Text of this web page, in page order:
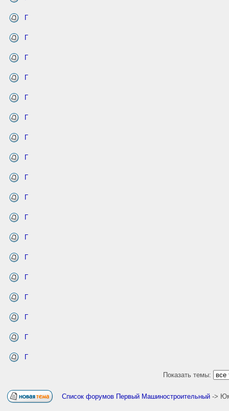
Г
Г
Г
Г
Г
Г
Г
Г
Г
Г
Г
Г
Г
Г
Г
Г
Г
Г
Показать темы:
Список форумов Первый Машиностроительный ->